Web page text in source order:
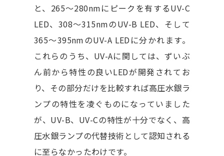
と、265～280nmにピークを有するUV-C
LED、308～315nmのUV-B LED、そして
365～395nmのUV-A LEDに分かれます。
これらのうち、UV-Aに関しては、ずいぶ
ん前から特性の良いLEDが開発されてお
り、その部分だけを比較すれば高圧水銀ラ
ンプの特性を凌ぐものになっていました
が、UV-B、UV-Cの特性が十分でなく、高
圧水銀ランプの代替技術として認知される
に至らなかったわけです。